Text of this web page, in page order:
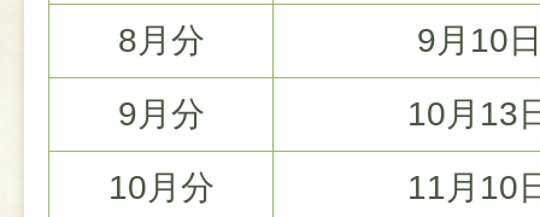
8月分
9月10
9月分
10月13
10月分
11月10